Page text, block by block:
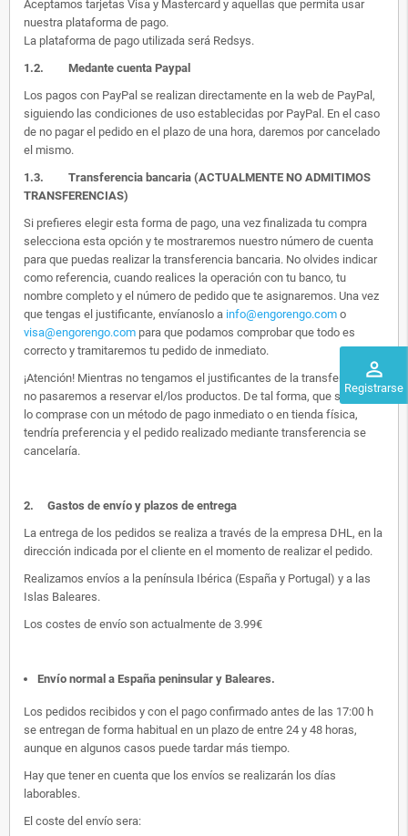
perm_identity
Registrarse
Aceptamos tarjetas Visa y Mastercard y aquellas que permita usar
nuestra plataforma de pago.
La plataforma de pago utilizada será Redsys.
1.2. Medante cuenta Paypal
Los pagos con PayPal se realizan directamente en la web de PayPal,
siguiendo las condiciones de uso establecidas por PayPal. En el caso
de no pagar el pedido en el plazo de una hora, daremos por cancelado
el mismo.
1.3. Transferencia bancaria (ACTUALMENTE NO ADMITIMOS
TRANSFERENCIAS)
Si prefieres elegir esta forma de pago, una vez finalizada tu compra
selecciona esta opción y te mostraremos nuestro número de cuenta
para que puedas realizar la transferencia bancaria. No olvides indicar
como referencia, cuando realices la operación con tu banco, tu
nombre completo y el número de pedido que te asignaremos. Una vez
que tengas el justificante, envíanoslo a info@engorengo.com o
visa@engorengo.com para que podamos comprobar que todo es
correcto y tramitaremos tu pedido de inmediato.
¡Atención! Mientras no tengamos el justificantes de la transferencia,
no pasaremos a reservar el/los productos. De tal forma, que si alguien
lo comprase con un método de pago inmediato o en tienda física,
tendría preferencia y el pedido realizado mediante transferencia se
cancelaría.
2. Gastos de envío y plazos de entrega
La entrega de los pedidos se realiza a través de la empresa DHL, en la
dirección indicada por el cliente en el momento de realizar el pedido.
Realizamos envíos a la península Ibérica (España y Portugal) y a las
Islas Baleares.
Los costes de envío son actualmente de 3.99€
Envío normal a España peninsular y Baleares.
Los pedidos recibidos y con el pago confirmado antes de las 17:00 h
se entregan de forma habitual en un plazo de entre 24 y 48 horas,
aunque en algunos casos puede tardar más tiempo.
Hay que tener en cuenta que los envíos se realizarán los días
laborables.
El coste del envío sera: